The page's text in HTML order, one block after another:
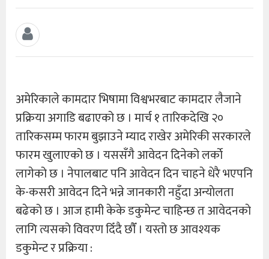
अमेरिकाले कामदार भिषामा विश्वभरबाट कामदार लैजाने
प्रक्रिया अगाडि बढाएको छ । मार्च १ तारिकदेखि २०
तारिकसम्म फारम बुझाउने म्याद राखेर अमेरिकी सरकारले
फारम खुलाएको छ । यससँगै आवेदन दिनेको लर्काे
लागेको छ । नेपालबाट पनि आवेदन दिन चाहने धेरै भएपनि
के-कसरी आवेदन दिने भन्ने जानकारी नहुँदा अन्याेलता
बढेको छ । आज हामी केके डकुमेन्ट चाहिन्छ त आवेदनकाे
लागि त्यसको विवरण दिँदै छाैँ । यस्तो छ आवश्यक
डकुमेन्ट र प्रक्रिया :